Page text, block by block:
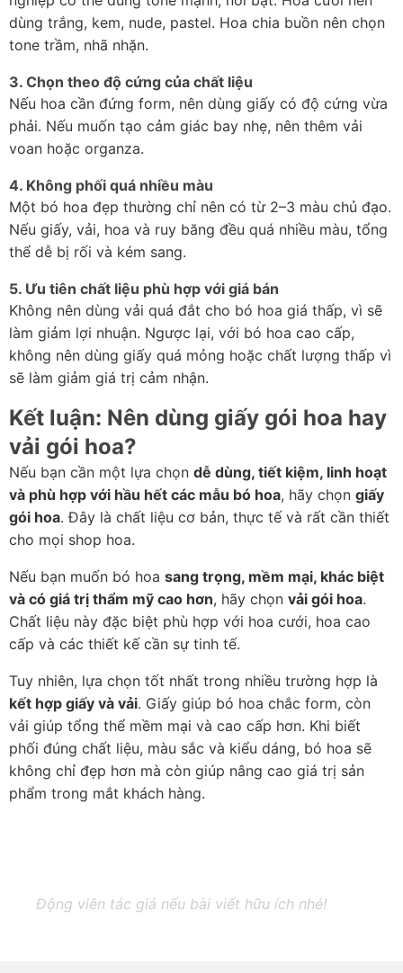
dùng trắng, kem, nude, pastel. Hoa chia buồn nên chọn
tone trầm, nhã nhặn.
3. Chọn theo độ cứng của chất liệu
Nếu hoa cần đứng form, nên dùng giấy có độ cứng vừa
phải. Nếu muốn tạo cảm giác bay nhẹ, nên thêm vải
voan hoặc organza.
4. Không phối quá nhiều màu
Một bó hoa đẹp thường chỉ nên có từ 2–3 màu chủ đạo.
Nếu giấy, vải, hoa và ruy băng đều quá nhiều màu, tổng
thể dễ bị rối và kém sang.
5. Ưu tiên chất liệu phù hợp với giá bán
Không nên dùng vải quá đắt cho bó hoa giá thấp, vì sẽ
làm giảm lợi nhuận. Ngược lại, với bó hoa cao cấp,
không nên dùng giấy quá mỏng hoặc chất lượng thấp vì
sẽ làm giảm giá trị cảm nhận.
Kết luận: Nên dùng giấy gói hoa hay
vải gói hoa?
Nếu bạn cần một lựa chọn dễ dùng, tiết kiệm, linh hoạt
và phù hợp với hầu hết các mẫu bó hoa, hãy chọn giấy
gói hoa. Đây là chất liệu cơ bản, thực tế và rất cần thiết
cho mọi shop hoa.
Nếu bạn muốn bó hoa sang trọng, mềm mại, khác biệt
và có giá trị thẩm mỹ cao hơn, hãy chọn vải gói hoa.
Chất liệu này đặc biệt phù hợp với hoa cưới, hoa cao
cấp và các thiết kế cần sự tinh tế.
kết hợp giấy và vải. Giấy giúp bó hoa chắc form, còn
vải giúp tổng thể mềm mại và cao cấp hơn. Khi biết
phối đúng chất liệu, màu sắc và kiểu dáng, bó hoa sẽ
không chỉ đẹp hơn mà còn giúp nâng cao giá trị sản
phẩm trong mắt khách hàng.
Động viên tác giả nếu bài viết hữu ích nhé!